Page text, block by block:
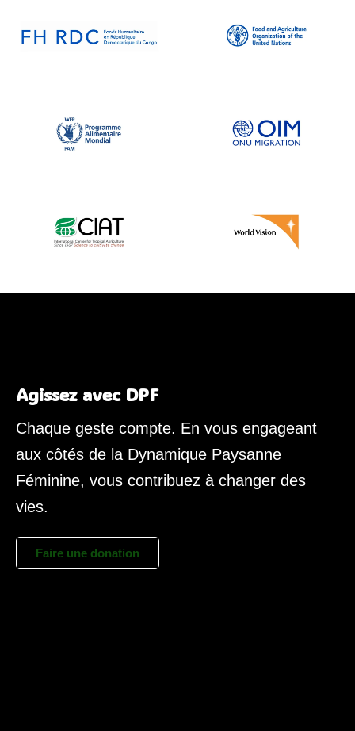
Agissez avec DPF
Chaque geste compte. En vous engageant
aux côtés de la Dynamique Paysanne
Féminine, vous contribuez à changer des
vies.
Faire une donation